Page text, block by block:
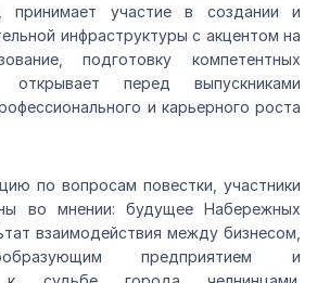
принимает участие в создании и
инфраструктуры с акцентом на
подготовку компетентных
перед выпускниками
и карьерного роста
по вопросам повестки, участники
во мнении: будущее Набережных
взаимодействия между бизнесом,
предприятием и